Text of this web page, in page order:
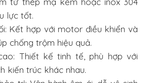
lực tốt.
Kết hợp với motor điều khiển và
chống trộm hiệu quả.
Thiết kế tinh tế, phù hợp với
kiến trúc khác nhau.